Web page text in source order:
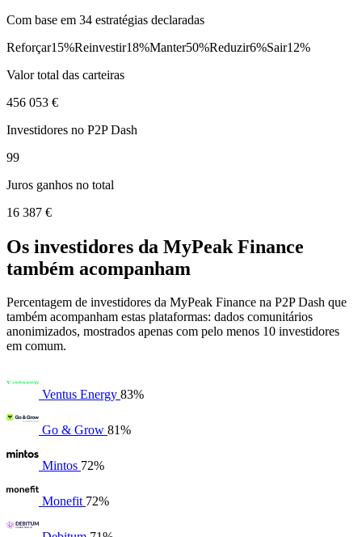
Com base em 34 estratégias declaradas
Reforçar15%Reinvestir18%Manter50%Reduzir6%Sair12%
Valor total das carteiras
456 053 €
Investidores no P2P Dash
99
Juros ganhos no total
16 387 €
Os investidores da MyPeak Finance
também acompanham
Percentagem de investidores da MyPeak Finance na P2P Dash que
também acompanham estas plataformas: dados comunitários
anonimizados, mostrados apenas com pelo menos 10 investidores
em comum.
Ventus Energy 83%
Go & Grow 81%
Mintos 72%
Monefit 72%